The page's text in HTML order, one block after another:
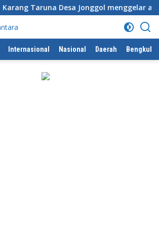
Desa Jonggol menggelar aksi penataan
Internasional Nasional Daerah Bengkulu